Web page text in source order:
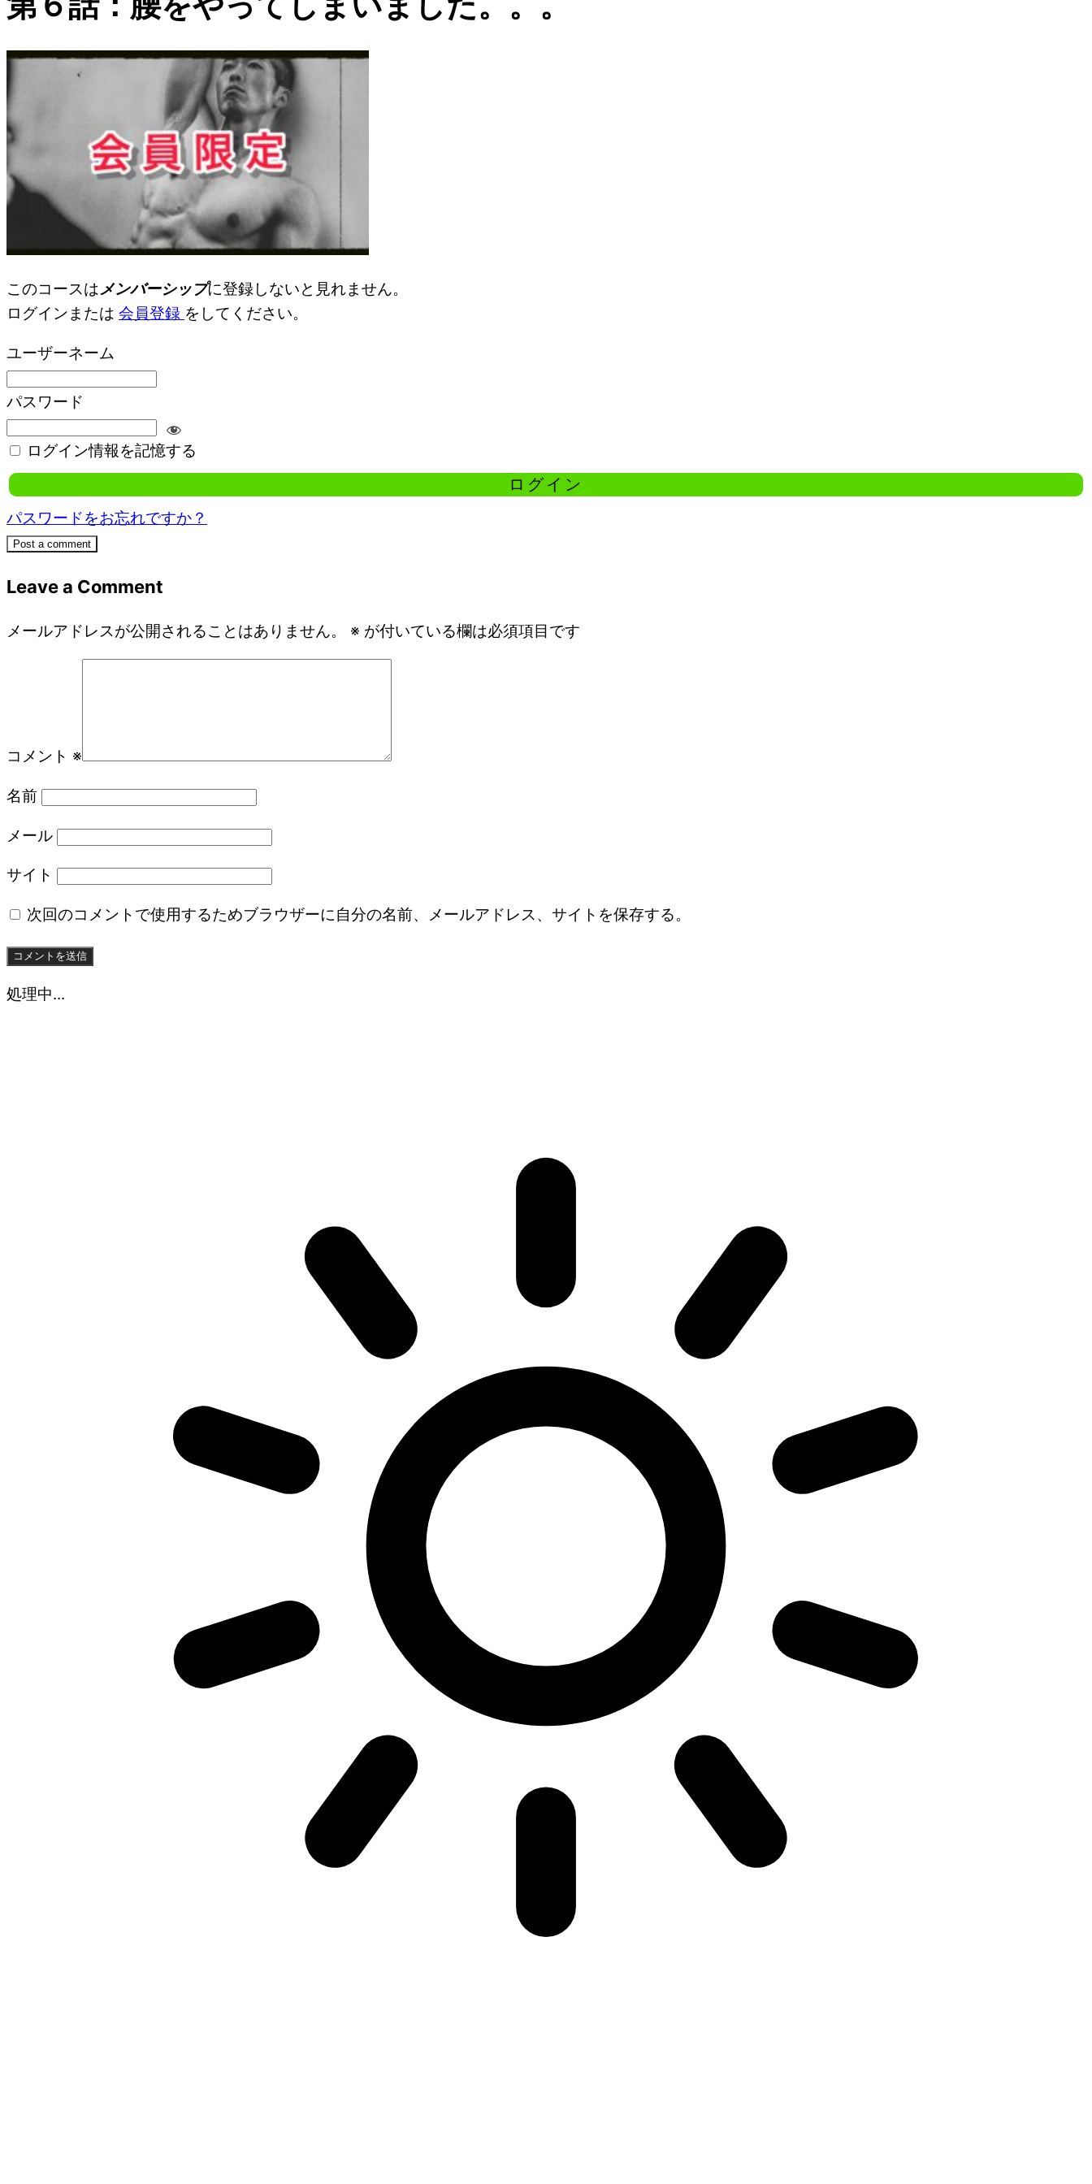
このコースはメンバーシップに登録しないと見れません。
ログインまたは 会員登録 をしてください。
ユーザーネーム
パスワード
ログイン情報を記憶する
パスワードをお忘れですか？
Post a comment
Leave a Comment
メールアドレスが公開されることはありません。 ※ が付いている欄は必須項目です
コメント ※
名前
メール
サイト
次回のコメントで使用するためブラウザーに自分の名前、メールアドレス、サイトを保存する。
処理中...